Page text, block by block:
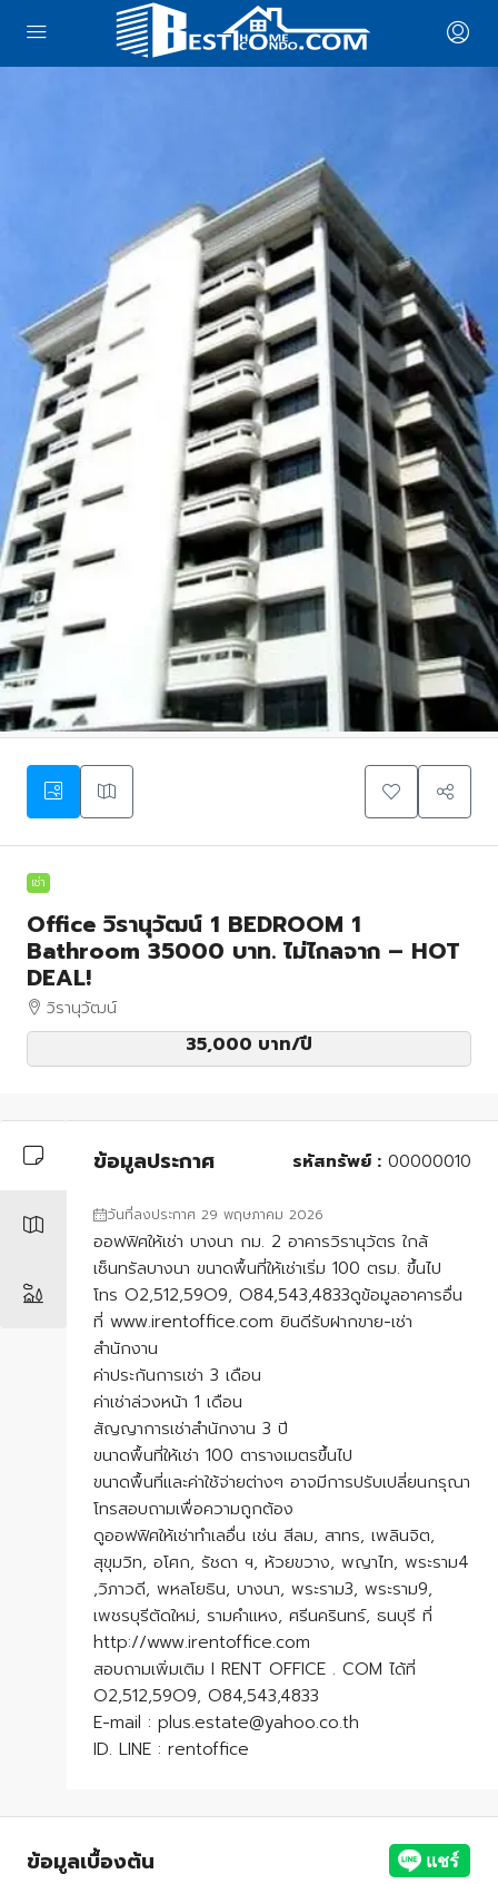
เช่า
Office วิรานุวัฒน์ 1 BEDROOM 1
Bathroom 35000 บาท. ไม่ไกลจาก – HOT
DEAL!
วิรานุวัฒน์
35,000 บาท/ปี
ข้อมูลประกาศ รหัสทรัพย์ : 00000010
วันที่ลงประกาศ 29 พฤษภาคม 2026
ออฟฟิศให้เช่า บางนา กม. 2 อาคารวิรานุวัตร ใกล้
เซ็นทรัลบางนา ขนาดพื้นที่ให้เช่าเริ่ม 100 ตรม. ขึ้นไป
โทร O2,512,59O9, O84,543,4833ดูข้อมูลอาคารอื่น
ที่ www.irentoffice.com ยินดีรับฝากขาย-เช่า
สำนักงาน
ค่าประกันการเช่า 3 เดือน
ค่าเช่าล่วงหน้า 1 เดือน
สัญญาการเช่าสำนักงาน 3 ปี
ขนาดพื้นที่ให้เช่า 100 ตารางเมตรขึ้นไป
ขนาดพื้นที่และค่าใช้จ่ายต่างๆ อาจมีการปรับเปลี่ยนกรุณา
โทรสอบถามเพื่อความถูกต้อง
ดูออฟฟิศให้เช่าทำเลอื่น เช่น สีลม, สาทร, เพลินจิต,
สุขุมวิท, อโศก, รัชดา ฯ, ห้วยขวาง, พญาไท, พระราม4
,วิภาวดี, พหลโยธิน, บางนา, พระราม3, พระราม9,
เพชรบุรีตัดใหม่, รามคำแหง, ศรีนครินทร์, ธนบุรี ที่
http://www.irentoffice.com
สอบถามเพิ่มเติม I RENT OFFICE . COM ได้ที่
O2,512,59O9, O84,543,4833
E-mail : plus.estate@yahoo.co.th
ID. LINE : rentoffice
ข้อมูลเบื้องต้น